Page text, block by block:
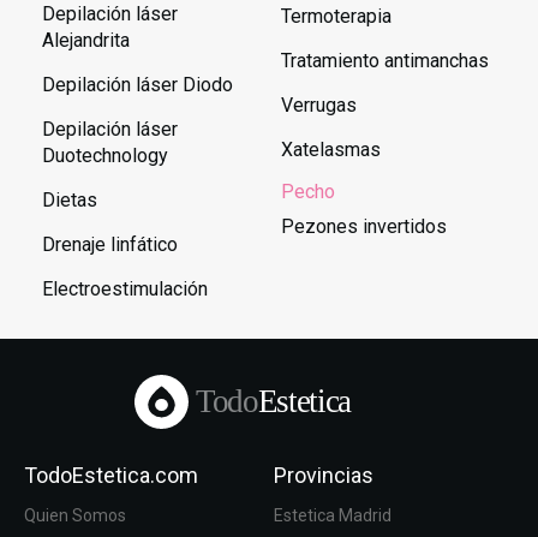
Depilación láser
Alejandrita
Depilación láser Diodo
Depilación láser
Duotechnology
Dietas
Drenaje linfático
Electroestimulación
Termoterapia
Tratamiento antimanchas
Verrugas
Xatelasmas
Pecho
Pezones invertidos
TodoEstetica
TodoEstetica.com
Quien Somos
Provincias
Estetica Madrid